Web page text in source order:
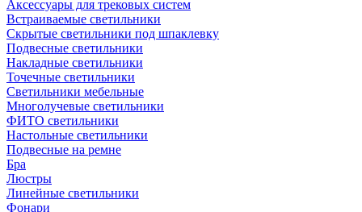
Аксессуары для трековых систем
Встраиваемые светильники
Скрытые светильники под шпаклевку
Подвесные светильники
Накладные светильники
Точечные светильники
Светильники мебельные
Многолучевые светильники
ФИТО светильники
Настольные светильники
Подвесные на ремне
Бра
Люстры
Линейные светильники
Фонари